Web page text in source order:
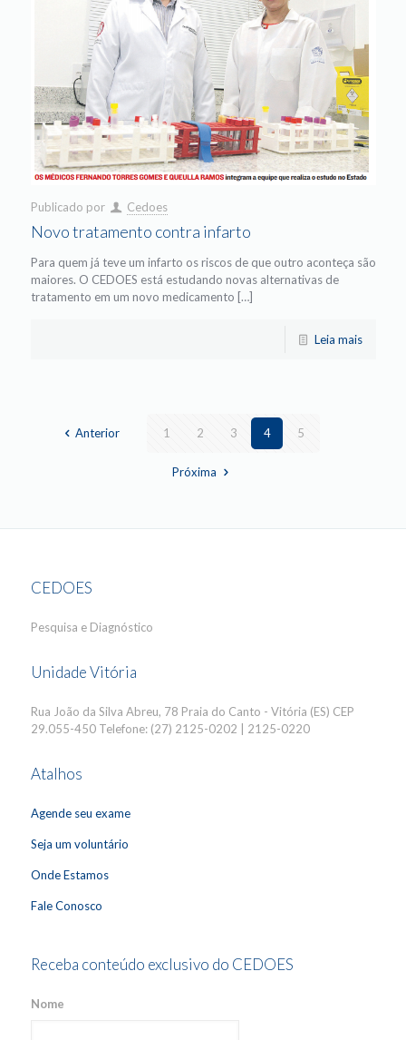
Publicado por Cedoes
Novo tratamento contra infarto
Para quem já teve um infarto os riscos de que outro aconteça são
maiores. O CEDOES está estudando novas alternativas de
tratamento em um novo medicamento […]
Leia mais
Anterior 1 2 3 4 5
Próxima
CEDOES
Pesquisa e Diagnóstico
Unidade Vitória
Rua João da Silva Abreu, 78 Praia do Canto - Vitória (ES) CEP
29.055-450 Telefone: (27) 2125-0202 | 2125-0220
Atalhos
Agende seu exame
Seja um voluntário
Onde Estamos
Fale Conosco
Receba conteúdo exclusivo do CEDOES
Nome